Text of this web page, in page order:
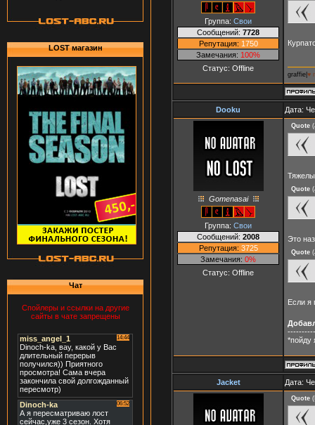
LOST магазин
Чат
Спойлеры и ссылки на другие
сайты в чате запрещены
Группа: Свои
Сообщений: 7728
Репутация: 1750
Замечания: 100%
Статус: Offline
graffie| ♥
Dooku Дата:
Gomenasai
Группа: Свои
Сообщений: 2008
Репутация: 3725
Замечания: 0%
Статус: Offline
Quote (
Quote (
Это
Quote (
Если я
*пойду
Jacket Дата:
Quote (